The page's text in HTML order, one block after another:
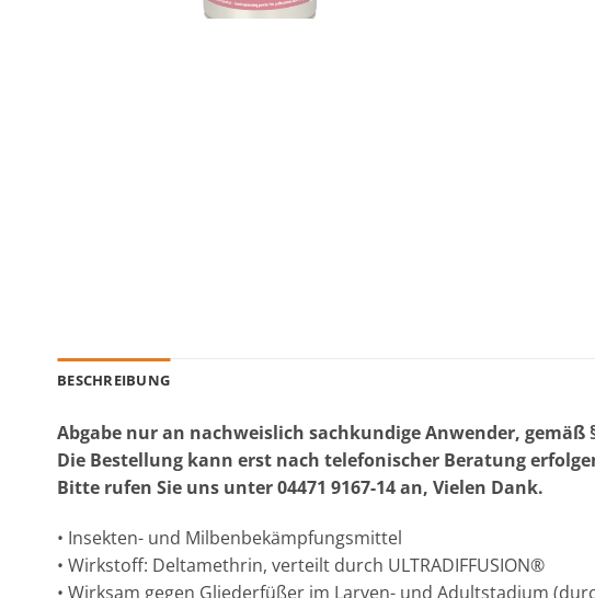
BESCHREIBUNG
Abgabe nur an nachweislich sachkundige Anwender,
Die Bestellung kann erst nach telefonischer Beratung
Bitte rufen Sie uns unter 04471 9167-14 an, Vielen Dank.
• Insekten- und Milbenbekämpfungsmittel
• Wirkstoff: Deltamethrin, verteilt durch ULTRADIFFUSION®
• Wirksam gegen Gliederfüßer im Larven- und Adultstadium